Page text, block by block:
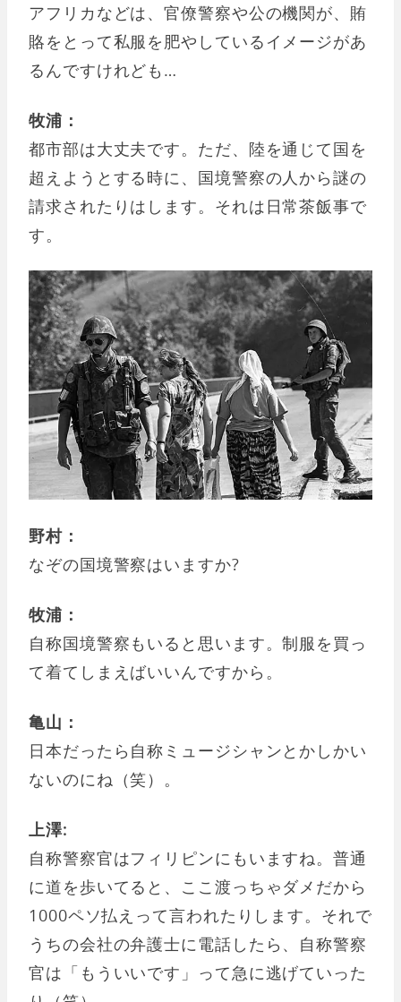
アフリカなどは、官僚警察や公の機関が、賄
賂をとって私服を肥やしているイメージがあ
るんですけれども…
牧浦：
都市部は大丈夫です。ただ、陸を通じて国を
超えようとする時に、国境警察の人から謎の
請求されたりはします。それは日常茶飯事で
す。
野村：
なぞの国境警察はいますか?
牧浦：
自称国境警察もいると思います。制服を買っ
て着てしまえばいいんですから。
亀山：
日本だったら自称ミュージシャンとかしかい
ないのにね（笑）。
上澤:
自称警察官はフィリピンにもいますね。普通
に道を歩いてると、ここ渡っちゃダメだから
1000ペソ払えって言われたりします。それで
うちの会社の弁護士に電話したら、自称警察
官は「もういいです」って急に逃げていった